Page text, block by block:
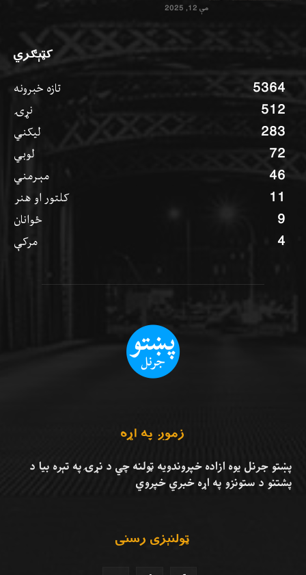
مې 12, 2025
کټېګري
تازه خبرونه 5364
نړۍ 512
ليکني 283
لوبي 72
مېرمني 46
کلتور او هنر 11
ځوانان 9
مرکې 4
زموږ په اړه
پښتو جرنل يوه ازاده خپروندويه ټولنه چي د نړۍ په تېره بيا د
پشتنو د ستونزو په اړه خبري خپروي
ټولنېزي رسنۍ